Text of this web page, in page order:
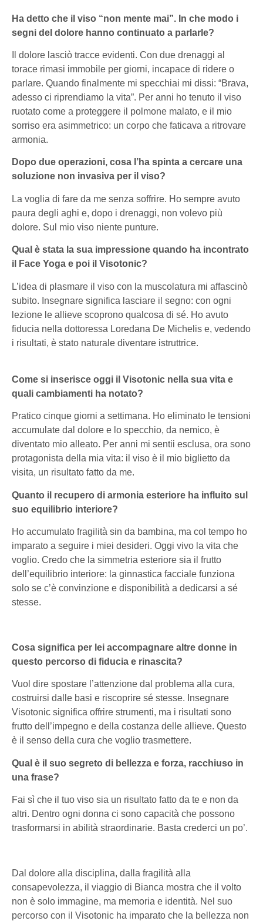
Ha detto che il viso “non mente mai”. In che modo i
segni del dolore hanno continuato a parlarle?
Il dolore lasciò tracce evidenti. Con due drenaggi al
torace rimasi immobile per giorni, incapace di ridere o
parlare. Quando finalmente mi specchiai mi dissi: “Brava,
adesso ci riprendiamo la vita”. Per anni ho tenuto il viso
ruotato come a proteggere il polmone malato, e il mio
sorriso era asimmetrico: un corpo che faticava a ritrovare
armonia.
Dopo due operazioni, cosa l’ha spinta a cercare una
soluzione non invasiva per il viso?
La voglia di fare da me senza soffrire. Ho sempre avuto
paura degli aghi e, dopo i drenaggi, non volevo più
dolore. Sul mio viso niente punture.
Qual è stata la sua impressione quando ha incontrato
il Face Yoga e poi il Visotonic?
L’idea di plasmare il viso con la muscolatura mi affascinò
subito. Insegnare significa lasciare il segno: con ogni
lezione le allieve scoprono qualcosa di sé. Ho avuto
fiducia nella dottoressa Loredana De Michelis e, vedendo
i risultati, è stato naturale diventare istruttrice.
Come si inserisce oggi il Visotonic nella sua vita e
quali cambiamenti ha notato?
Pratico cinque giorni a settimana. Ho eliminato le tensioni
accumulate dal dolore e lo specchio, da nemico, è
diventato mio alleato. Per anni mi sentii esclusa, ora sono
protagonista della mia vita: il viso è il mio biglietto da
visita, un risultato fatto da me.
Quanto il recupero di armonia esteriore ha influito sul
suo equilibrio interiore?
Ho accumulato fragilità sin da bambina, ma col tempo ho
imparato a seguire i miei desideri. Oggi vivo la vita che
voglio. Credo che la simmetria esteriore sia il frutto
dell’equilibrio interiore: la ginnastica facciale funziona
solo se c’è convinzione e disponibilità a dedicarsi a sé
stesse.
Cosa significa per lei accompagnare altre donne in
questo percorso di fiducia e rinascita?
Vuol dire spostare l’attenzione dal problema alla cura,
costruirsi dalle basi e riscoprire sé stesse. Insegnare
Visotonic significa offrire strumenti, ma i risultati sono
frutto dell’impegno e della costanza delle allieve. Questo
è il senso della cura che voglio trasmettere.
Qual è il suo segreto di bellezza e forza, racchiuso in
una frase?
Fai sì che il tuo viso sia un risultato fatto da te e non da
altri. Dentro ogni donna ci sono capacità che possono
trasformarsi in abilità straordinarie. Basta crederci un po’.
Dal dolore alla disciplina, dalla fragilità alla
consapevolezza, il viaggio di Bianca mostra che il volto
non è solo immagine, ma memoria e identità. Nel suo
percorso con il Visotonic ha imparato che la bellezza non